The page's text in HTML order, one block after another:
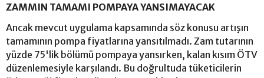
ZAMMIN TAMAMI POMPAYA YANSIMAYACAK
Ancak mevcut uygulama kapsamında söz konusu artışın
tamamının pompa fiyatlarına yansıtılmadı. Zam tutarının
yüzde 75'lik bölümü pompaya yansırken, kalan kısım ÖTV
düzenlemesiyle karşılandı. Bu doğrultuda tüketicilerin